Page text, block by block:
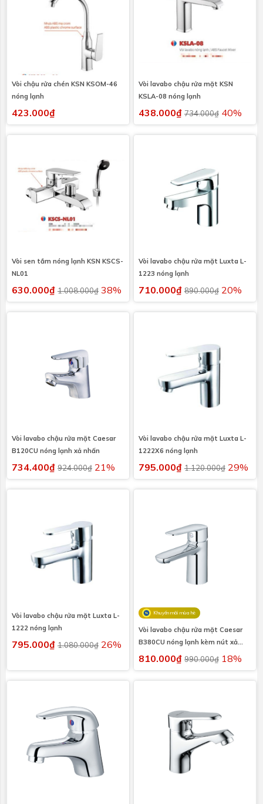
Vòi chậu rửa chén KSN KSOM-46
nóng lạnh
423.000₫
Vòi lavabo chậu rửa mặt KSN
KSLA-08 nóng lạnh
438.000₫ 734.000₫ 40%
Vòi sen tắm nóng lạnh KSN KSCS-
NL01
630.000₫ 1.008.000₫ 38%
Vòi lavabo chậu rửa mặt Luxta L-
1223 nóng lạnh
710.000₫ 890.000₫ 20%
Vòi lavabo chậu rửa mặt Caesar
B120CU nóng lạnh xả nhấn
734.400₫ 924.000₫ 21%
Vòi lavabo chậu rửa mặt Luxta L-
1222X6 nóng lạnh
795.000₫ 1.120.000₫ 29%
Vòi lavabo chậu rửa mặt Luxta L-
1222 nóng lạnh
795.000₫ 1.080.000₫ 26%
Khuyến mãi mùa hè
Vòi lavabo chậu rửa mặt Caesar
B380CU nóng lạnh kèm nút xả
nhấn
810.000₫ 990.000₫ 18%